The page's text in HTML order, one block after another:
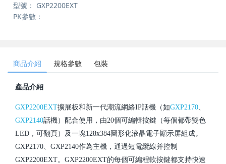
型號： GXP2200EXT
PK參數：
商品介紹 規格參數 包裝
產品介紹
GXP2200EXT擴展板和新一代潮流網絡IP話機（如GXP2170、
GXP2140話機）配合使用，由20個可編輯按鍵（每個都帶雙色
LED，可翻頁）及一塊128x384圖形化液晶電子顯示屏組成。
GXP2170、GXP2140作為主機，通過短電纜線并控制
GXP2200EXT。GXP2200EXT的每個可編程軟按鍵都支持快速